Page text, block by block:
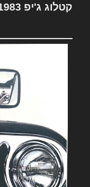
קטלוג ג'יפ 1983